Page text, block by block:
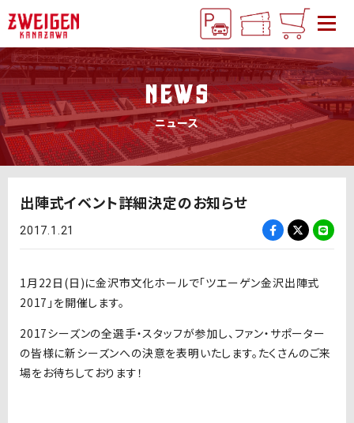
NEWS
ニュース
出陣式イベント詳細決定のお知らせ
2017.1.21
1月22日(日)に金沢市文化ホールで「ツエーゲン金沢出陣式
2017」を開催します。
2017シーズンの全選手・スタッフが参加し、ファン・サポーター
の皆様に新シーズンへの決意を表明いたします。たくさんのご来
場をお待ちしております！